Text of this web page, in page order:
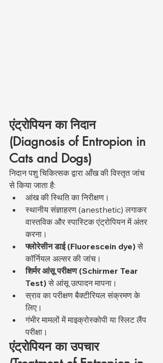
एंट्रोपियन का निदान
(Diagnosis of Entropion in
Cats and Dogs)
निदान पशु चिकित्सक द्वारा आँख की विस्तृत जांच
से किया जाता है:
आंख की स्थिति का निरीक्षण।
स्थानीय संज्ञाहरण (anesthetic) लगाकर
वास्तविक और स्पास्टिक एंट्रोपियन में अंतर
करना।
फ्लोरेसीन डाई (Fluorescein dye) से
कॉर्नियल अल्सर की जांच।
शिर्मर आंसू परीक्षण (Schirmer Tear
Test) से आंसू उत्पादन मापना।
स्राव का परीक्षण बैक्टीरियल संक्रमण के
लिए।
गंभीर मामलों में माइक्रोस्कोपी या स्लिट लैंप
परीक्षा।
एंट्रोपियन का उपचार